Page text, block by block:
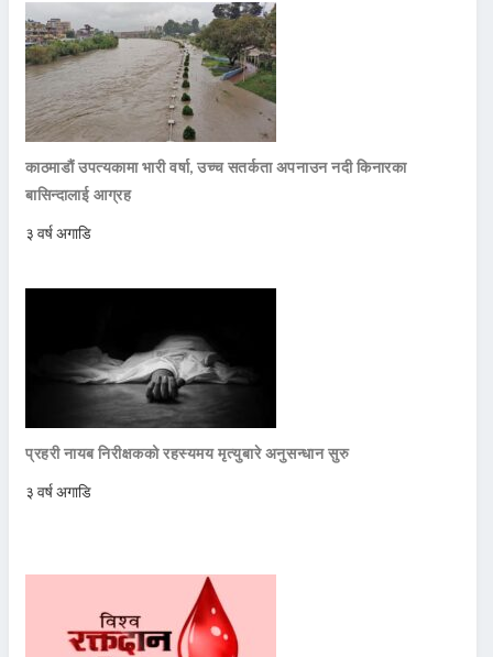
काठमाडौं उपत्यकामा भारी वर्षा, उच्च सतर्कता अपनाउन नदी किनारका
बासिन्दालाई आग्रह
३ वर्ष अगाडि
प्रहरी नायब निरीक्षकको रहस्यमय मृत्युबारे अनुसन्धान सुरु
३ वर्ष अगाडि